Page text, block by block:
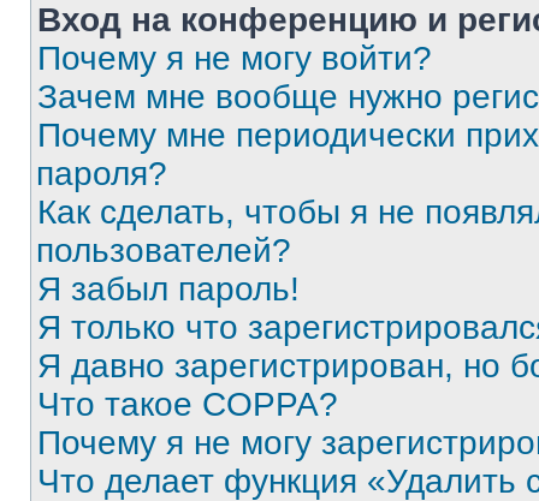
Вход на конференцию и
Почему я не могу войти?
Зачем мне вообще нужно
Почему мне периодически
пароля?
Как сделать, чтобы я не
пользователей?
Я забыл пароль!
Я только что
Я давно зарегистрирован, но
Что такое COPPA?
Почему я не могу
Что делает функция «Удалить